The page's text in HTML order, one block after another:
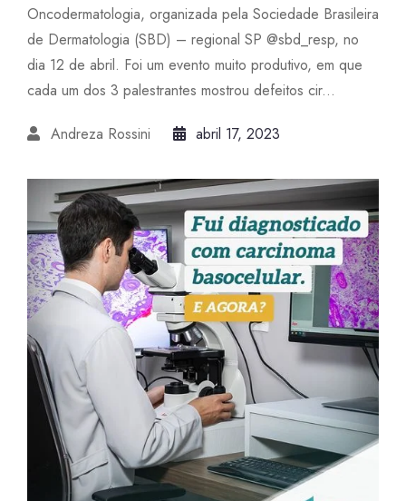
Oncodermatologia, organizada pela Sociedade Brasileira
de Dermatologia (SBD) – regional SP @sbd_resp, no
dia 12 de abril. Foi um evento muito produtivo, em que
cada um dos 3 palestrantes mostrou defeitos cir...
Andreza Rossini abril 17, 2023